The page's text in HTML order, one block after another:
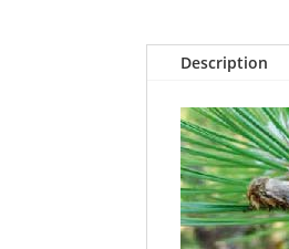
Description